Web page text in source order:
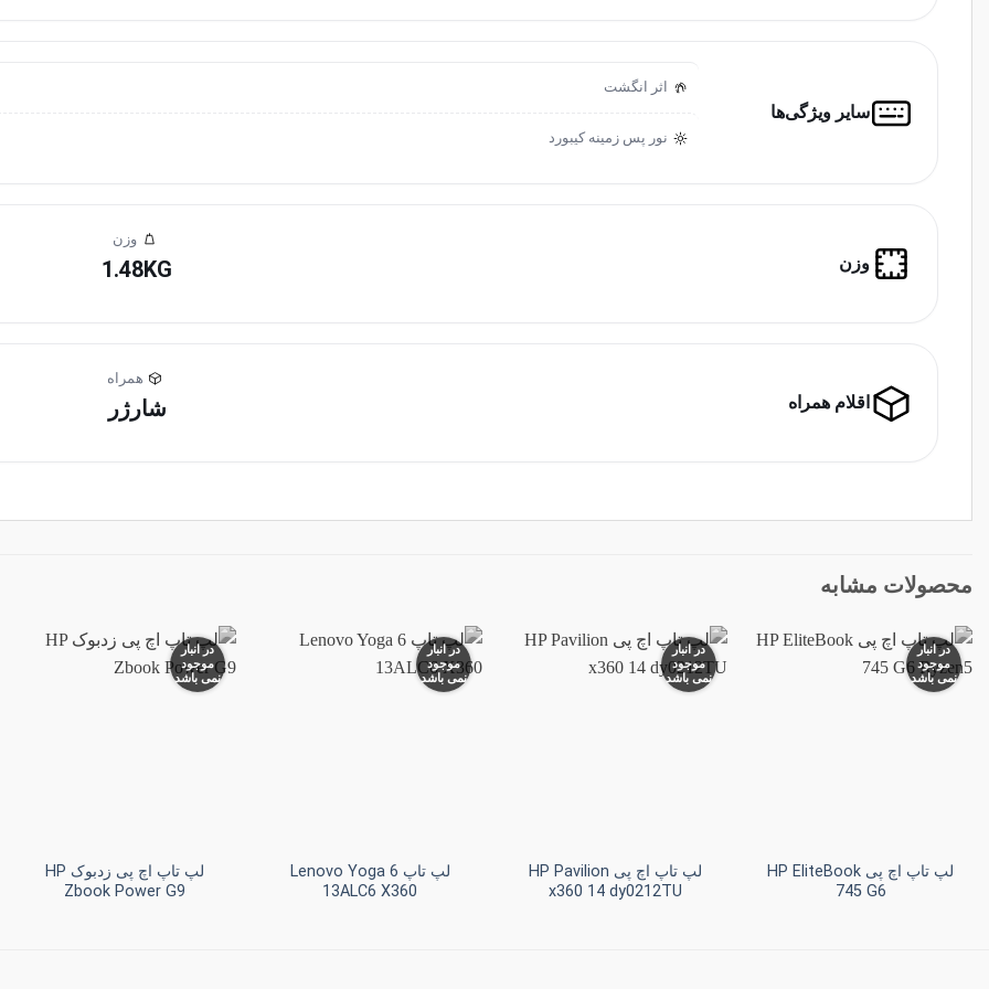
سایر ویژگی‌ها
اثر انگشت
نور پس زمینه کیبورد
وزن
وزن
1.48KG
اقلام همراه
همراه
شارژر
محصولات مشابه
در انبار
موجود
نمی باشد
لپ تاپ اچ پی HP EliteBook
745 G6
در انبار
موجود
نمی باشد
لپ تاپ اچ پی HP Pavilion
x360 14 dy0212TU
در انبار
موجود
نمی باشد
لپ تاپ Lenovo Yoga 6
13ALC6 X360
در انبار
موجود
نمی باشد
لپ تاپ اچ پی زدبوک HP
Zbook Power G9